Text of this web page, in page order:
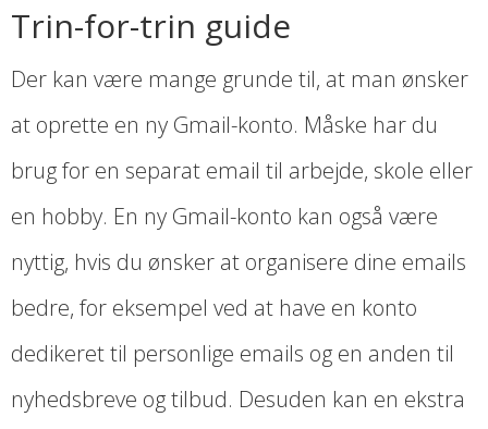
Trin-for-trin guide
Der kan være mange grunde til, at man ønsker
at oprette en ny Gmail-konto. Måske har du
brug for en separat email til arbejde, skole eller
en hobby. En ny Gmail-konto kan også være
nyttig, hvis du ønsker at organisere dine emails
bedre, for eksempel ved at have en konto
dedikeret til personlige emails og en anden til
nyhedsbreve og tilbud. Desuden kan en ekstra